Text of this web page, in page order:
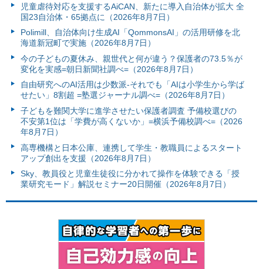
児童虐待対応を支援するAiCAN、新たに導入自治体が拡大 全
国23自治体・65拠点に（2026年8月7日）
Polimill、自治体向け生成AI「QommonsAI」の活用研修を北
海道新冠町で実施（2026年8月7日）
今の子どもの夏休み、親世代と何が違う？保護者の73.5％が
変化を実感=朝日新聞社調べ=（2026年8月7日）
自由研究へのAI活用は少数派-それでも「AIは小学生から学ば
せたい」8割超 =塾選ジャーナル調べ=（2026年8月7日）
子どもを難関大学に進学させたい保護者調査 予備校選びの
不安第1位は「学費が高くないか」=横浜予備校調べ=（2026
年8月7日）
高専機構と日本公庫、連携して学生・教職員によるスタート
アップ創出を支援（2026年8月7日）
Sky、教員役と児童生徒役に分かれて操作を体験できる「授
業研究モード」解説セミナー20日開催（2026年8月7日）